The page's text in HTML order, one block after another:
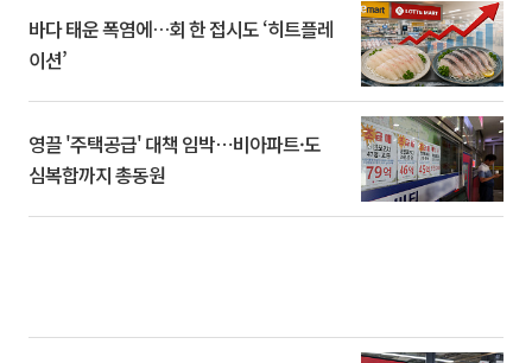
바다 태운 폭염에…회 한 접시도 ‘히트플레
이션’
영끌 '주택공급' 대책 임박⋯비아파트·도
심복합까지 총동원